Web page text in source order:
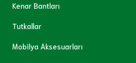
Kenar Bantları
Tutkallar
Mobilya Aksesuarları